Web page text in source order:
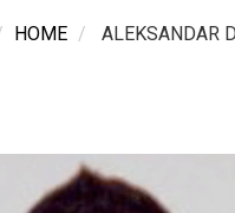
HOME ALEKSANDAR